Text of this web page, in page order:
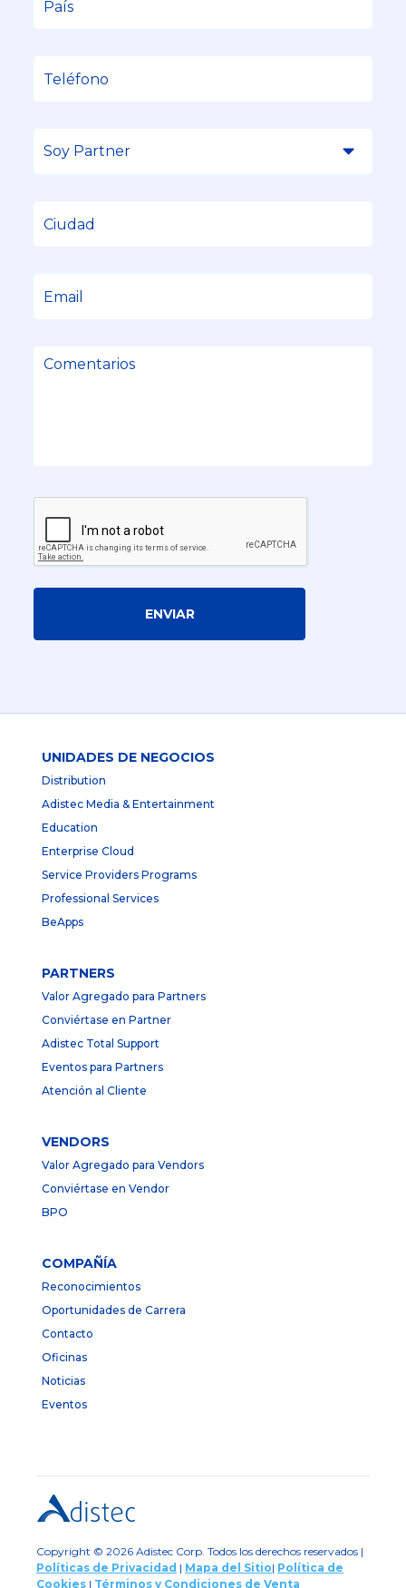
ENVIAR
UNIDADES DE NEGOCIOS
Distribution
Adistec Media & Entertainment
Education
Enterprise Cloud
Service Providers Programs
Professional Services
BeApps
PARTNERS
Valor Agregado para Partners
Conviértase en Partner
Adistec Total Support
Eventos para Partners
Atención al Cliente
VENDORS
Valor Agregado para Vendors
Conviértase en Vendor
BPO
COMPAÑÍA
Reconocimientos
Oportunidades de Carrera
Contacto
Oficinas
Noticias
Eventos
Copyright © 2026 Adistec Corp. Todos los derechos reservados |
Políticas de Privacidad | Mapa del Sitio| Política de
Cookies | Términos y Condiciones de Venta